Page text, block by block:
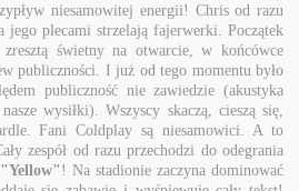
niesamowitej energii! Chris od razu
jego plecami strzelają fajerwerki. Początek
świetny na otwarcie, w końcówce
publiczności. I już od tego momentu było
publiczność nie zawiedzie (akustyka
wysiłki). Wszyscy skaczą, cieszą się,
Fani Coldplay są niesamowici. A to
zespół od razu przechodzi do odegrania
"Yellow"! Na stadionie zaczyna dominować